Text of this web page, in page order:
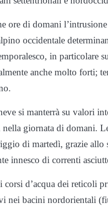
ore di domani
occidentale
in particolare
anche molto forti;
si manterrà su valori
giornata di domani.
di martedì, grazie allo
innesco di correnti
d’acqua dei reticoli
nei bacini nordorientali